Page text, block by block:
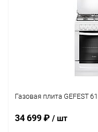
Газовая плита GEFEST
34 699 ₽ / шт